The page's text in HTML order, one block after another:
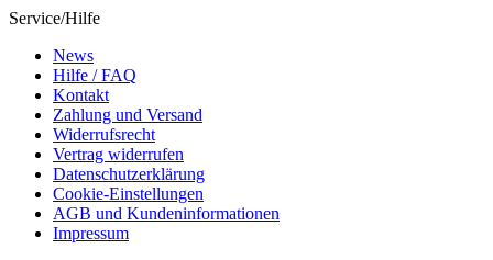
Service/Hilfe
News
Hilfe / FAQ
Kontakt
Zahlung und Versand
Widerrufsrecht
Vertrag widerrufen
Datenschutzerklärung
Cookie-Einstellungen
AGB und Kundeninformationen
Impressum